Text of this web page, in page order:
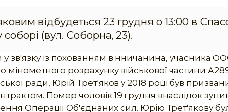
відбудеться 23 грудня о 13:00 в
(вул. Соборна, 23).
зв'язку із похованням вінничанина, учасника
розрахунку військової частини
ради, Юрій Трет'яков у 2018 році був
Помер чоловік 19 грудня внаслідок
Операції Об'єднаних сил. Юрію Трет'якову